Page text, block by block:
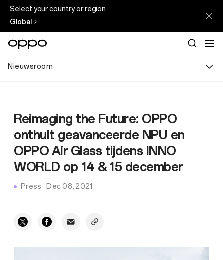
Select your country or region
Global
Nieuwsroom
Reimaging the Future: OPPO
onthult geavanceerde NPU en
OPPO Air Glass tijdens INNO
WORLD op 14 & 15 december
Press · Dec 08, 2021